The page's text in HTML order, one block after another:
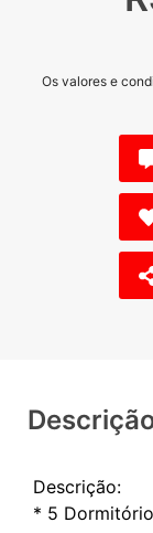
Os valores e
Descrição:
* 5